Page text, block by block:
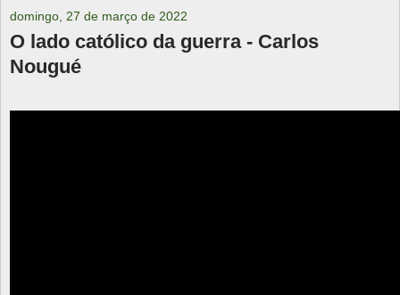
domingo, 27 de março de 2022
O lado católico da guerra - Carlos
Nougué